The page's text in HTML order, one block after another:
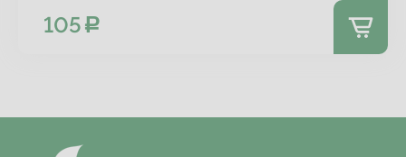
105